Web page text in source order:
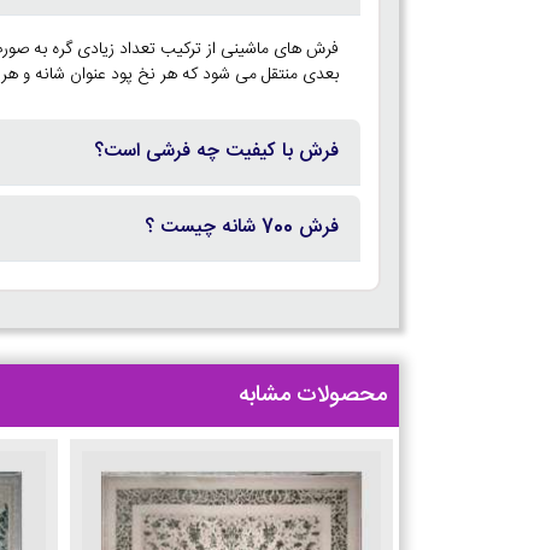
فرش های ماشینی از ترکیب تعداد زیادی گره به
بعدی منتقل می شود که هر نخ پود عنوان شانه و
فرش با کیفیت چه فرشی است؟
فرش 700 شانه چیست ؟
محصولات مشابه